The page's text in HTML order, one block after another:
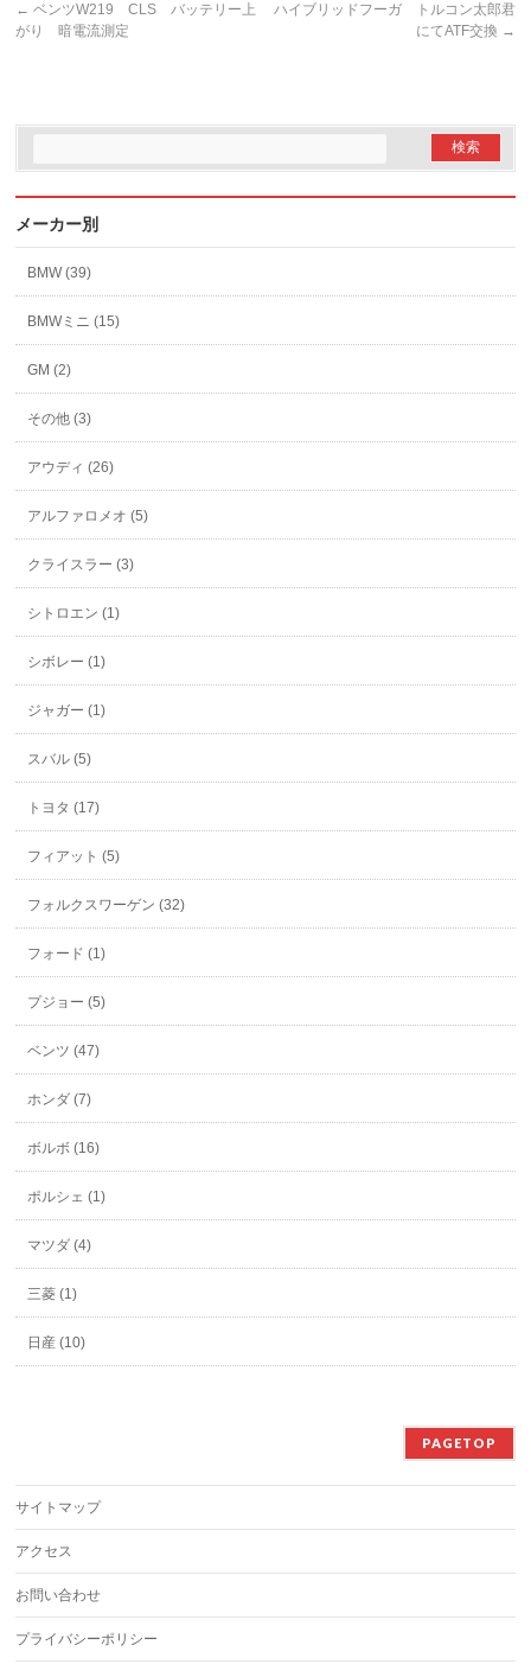
← ベンツW219 CLS バッテリー上
がり 暗電流測定
ハイブリッドフーガ トルコン太郎君
にてATF交換 →
メーカー別
BMW (39)
BMWミニ (15)
GM (2)
その他 (3)
アウディ (26)
アルファロメオ (5)
クライスラー (3)
シトロエン (1)
シボレー (1)
ジャガー (1)
スバル (5)
トヨタ (17)
フィアット (5)
フォルクスワーゲン (32)
フォード (1)
プジョー (5)
ベンツ (47)
ホンダ (7)
ボルボ (16)
ポルシェ (1)
マツダ (4)
三菱 (1)
日産 (10)
PAGETOP
サイトマップ
アクセス
お問い合わせ
プライバシーポリシー